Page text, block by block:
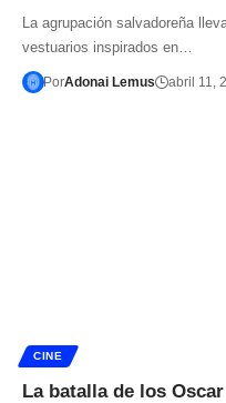
La agrupación salvadoreña
vestuarios inspirados en…
PorAdonai Lemus abril 11,
CINE
La batalla de los